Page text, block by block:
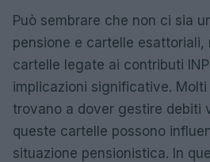
Può sembrare che non ci sia
pensione e cartelle esattoriali,
cartelle legate ai contributi
implicazioni significative.
trovano a dover gestire debiti
queste cartelle possono
situazione pensionistica. In